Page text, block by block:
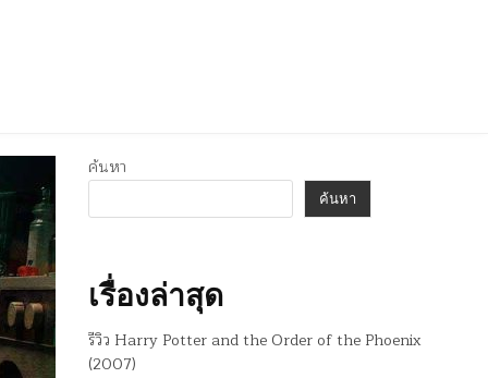
ค้นหา
ค้นหา
เรื่องล่าสุด
รีวิว Harry Potter and the Order of the Phoenix
(2007)